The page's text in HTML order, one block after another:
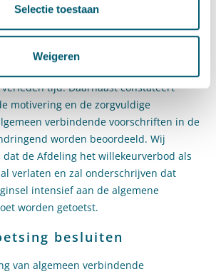
Selectie toestaan
Weigeren
algemene rechtsbeginselen te toetsen.
in algemene zin indringender exceptief te
tijd. Daarnaast constateert
motivering en de zorgvuldige
verbindende voorschriften in de
worden beoordeeld. Wij
de Afdeling het willekeurverbod als
verlaten en zal onderschrijven dat
intensief aan de algemene
worden getoetst.
besluiten
van algemeen verbindende